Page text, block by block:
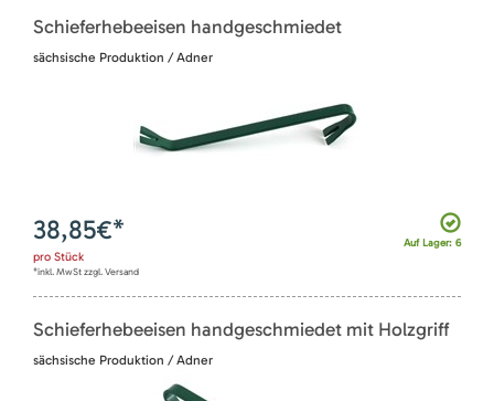
Schieferhebeeisen handgeschmiedet
sächsische Produktion / Adner
Auf Lager: 6
38,85€*
pro Stück
*inkl. MwSt zzgl. Versand
Schieferhebeeisen handgeschmiedet mit Holzgriff
sächsische Produktion / Adner